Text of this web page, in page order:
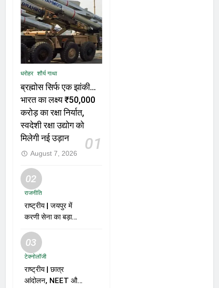
धरोहर शौर्य गाथा
ब्रह्मोस सिर्फ एक झांकी…
भारत का लक्ष्य ₹50,000
करोड़ का रक्षा निर्यात,
स्वदेशी रक्षा उद्योग को
मिलेगी नई उड़ान
01
August 7, 2026
02
राजनीति
राष्ट्रीय | जयपुर में
करणी सेना का बड़ा
– “BJP को वोट नहीं
देंगे”
03
टेक्नोलॉजी
राष्ट्रीय | छात्र
आंदोलन, NEET और